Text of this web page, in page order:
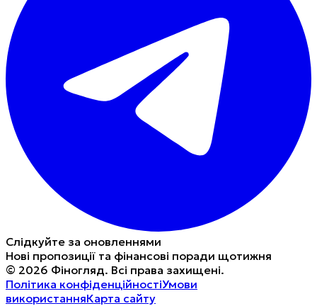
Слідкуйте за оновленнями
Нові пропозиції та фінансові поради щотижня
© 2026 Фіногляд. Всі права захищені.
Політика конфіденційностіУмови
використанняКарта сайту